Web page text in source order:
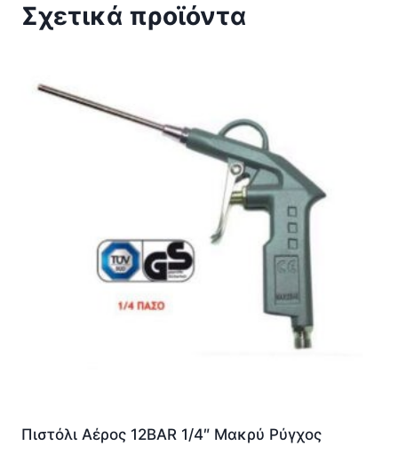
Σχετικά προϊόντα
Πιστόλι Αέρος 12BAR 1/4″ Μακρύ Ρύγχος